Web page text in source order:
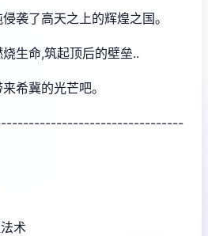
袭了高天之上的辉煌之国。
生命,筑起顶后的壁垒..
希冀的光芒吧。
术